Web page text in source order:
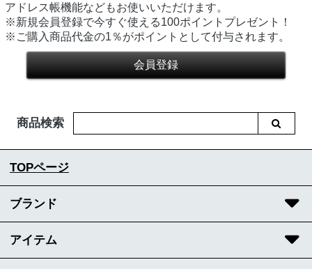
アドレス帳機能などもお使いいただけます。
※新規会員登録で今すぐ使える100ポイントプレゼント！
※ご購入商品代金の1％がポイントとして付与されます。
商品検索
TOPページ
ブランド
アイテム